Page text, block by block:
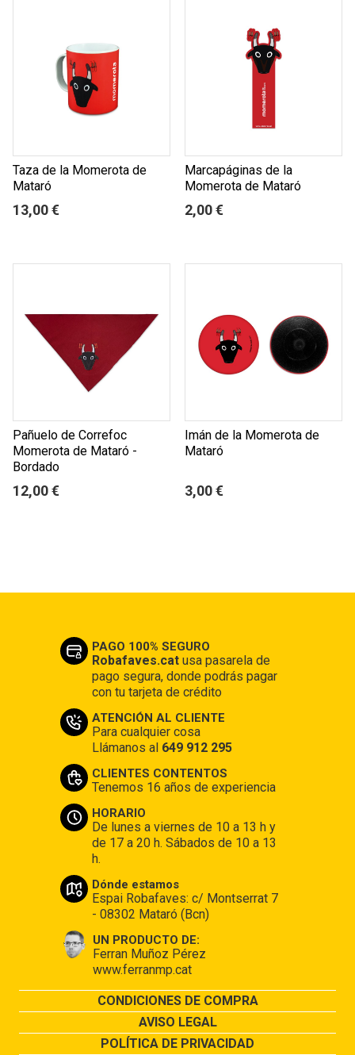
Taza de la Momerota de
Mataró
13,00 €
Marcapáginas de la
Momerota de Mataró
2,00 €
Pañuelo de Correfoc
Momerota de Mataró -
Bordado
12,00 €
Imán de la Momerota de
Mataró
3,00 €
PAGO 100% SEGURO
Robafaves.catusa pasarela de
pago segura, donde podrás pagar
con tu tarjeta de crédito
ATENCIÓN AL CLIENTE
Para cualquier cosa
Llámanos al 649 912 295
CLIENTES CONTENTOS
Tenemos 16 años de experiencia
HORARIO
De lunes a viernes de 10 a 13 h y
de 17 a 20 h. Sábados de 10 a 13
h.
Dónde estamos
Espai Robafaves: c/ Montserrat 7
- 08302 Mataró (Bcn)
UN PRODUCTO DE:
Ferran Muñoz Pérez
www.ferranmp.cat
CONDICIONES DE COMPRA
AVISO LEGAL
POLÍTICA DE PRIVACIDAD